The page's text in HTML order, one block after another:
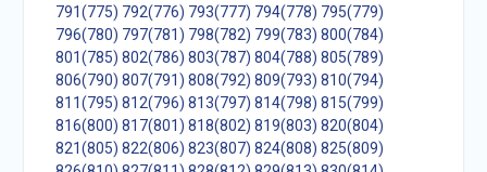
791(775) 792(776) 793(777) 794(778) 795(779)
796(780) 797(781) 798(782) 799(783) 800(784)
801(785) 802(786) 803(787) 804(788) 805(789)
806(790) 807(791) 808(792) 809(793) 810(794)
811(795) 812(796) 813(797) 814(798) 815(799)
816(800) 817(801) 818(802) 819(803) 820(804)
821(805) 822(806) 823(807) 824(808) 825(809)